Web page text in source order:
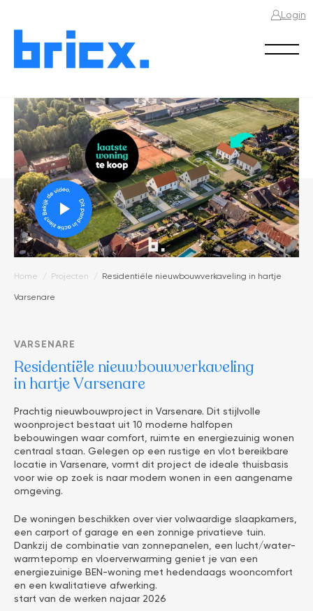
Login
Home Projecten Residentiële nieuwbouwverkaveling in hartje
Varsenare
VARSENARE
Residentiële nieuwbouwverkaveling
in hartje Varsenare
Prachtig nieuwbouwproject in Varsenare. Dit stijlvolle
woonproject bestaat uit 10 moderne halfopen
bebouwingen waar comfort, ruimte en energiezuinig wonen
centraal staan. Gelegen op een rustige en vlot bereikbare
locatie in Varsenare, vormt dit project de ideale thuisbasis
voor wie op zoek is naar modern wonen in een aangename
omgeving.
De woningen beschikken over vier volwaardige slaapkamers,
een carport of garage en een zonnige privatieve tuin.
Dankzij de combinatie van zonnepanelen, een lucht/water-
warmtepomp en vloerverwarming geniet je van een
energiezuinige BEN-woning met hedendaags wooncomfort
en een kwalitatieve afwerking.
start van de werken najaar 2026